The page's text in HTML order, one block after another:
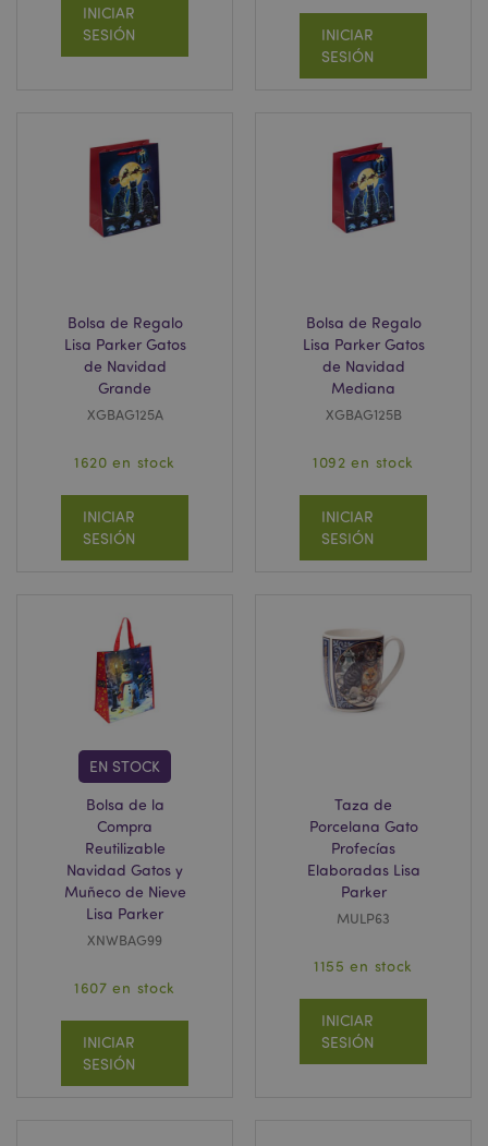
INICIAR
SESIÓN
INICIAR
SESIÓN
Bolsa de Regalo
Lisa Parker Gatos
de Navidad
Grande
XGBAG125A
1620 en stock
INICIAR
SESIÓN
Bolsa de Regalo
Lisa Parker Gatos
de Navidad
Mediana
XGBAG125B
1092 en stock
INICIAR
SESIÓN
EN STOCK
Bolsa de la
Compra
Reutilizable
Navidad Gatos y
Muñeco de Nieve
Lisa Parker
XNWBAG99
1607 en stock
INICIAR
SESIÓN
Taza de
Porcelana Gato
Profecías
Elaboradas Lisa
Parker
MULP63
1155 en stock
INICIAR
SESIÓN
mage-messages
Adobe Inc.
www.puckator.es
recently_viewed_product
Adobe Inc.
recently_viewed_product_previous
Adobe Inc.
www.puckator.es
recently_compared_product
Adobe Inc.
www.puckator.es
recently_compared_product_previous
product_data_storage
Adobe Inc.
www.puckator.es
Adobe Inc.
www.puckator.es